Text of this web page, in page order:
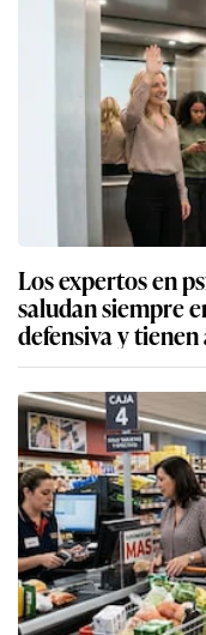
Los expertos en
saludan siempre
defensiva y